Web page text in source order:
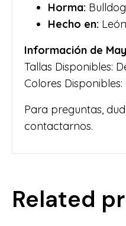
Horma: Bulldog
Hecho en:
Información de
Tallas Disponibles:
Colores
Para preguntas,
contactarnos.
Related